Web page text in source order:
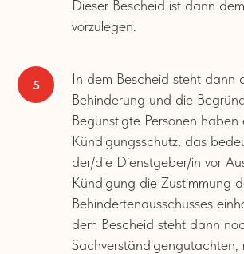
Dieser Bescheid ist dann
vorzulegen.
In dem Bescheid steht dann
Behinderung und die
Begünstigte Personen haben
Kündigungsschutz, das
der/die Dienstgeber/in vor
Kündigung die Zustimmung
Behindertenausschusses
dem Bescheid steht dann
Sachverständigengutachten,